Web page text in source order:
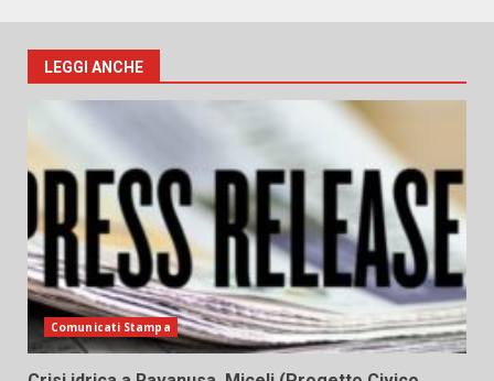
LEGGI ANCHE
Comunicati Stampa